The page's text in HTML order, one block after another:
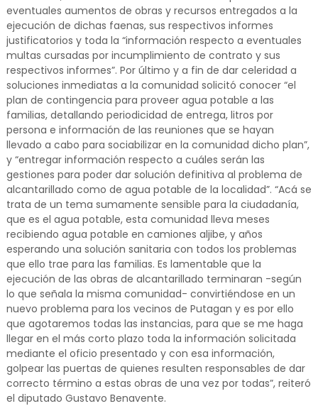
eventuales aumentos de obras y recursos entregados a la
ejecución de dichas faenas, sus respectivos informes
justificatorios y toda la “información respecto a eventuales
multas cursadas por incumplimiento de contrato y sus
respectivos informes”. Por último y a fin de dar celeridad a
soluciones inmediatas a la comunidad solicitó conocer “el
plan de contingencia para proveer agua potable a las
familias, detallando periodicidad de entrega, litros por
persona e información de las reuniones que se hayan
llevado a cabo para sociabilizar en la comunidad dicho plan”,
y “entregar información respecto a cuáles serán las
gestiones para poder dar solución definitiva al problema de
alcantarillado como de agua potable de la localidad”. “Acá se
trata de un tema sumamente sensible para la ciudadanía,
que es el agua potable, esta comunidad lleva meses
recibiendo agua potable en camiones aljibe, y años
esperando una solución sanitaria con todos los problemas
que ello trae para las familias. Es lamentable que la
ejecución de las obras de alcantarillado terminaran -según
lo que señala la misma comunidad- convirtiéndose en un
nuevo problema para los vecinos de Putagan y es por ello
que agotaremos todas las instancias, para que se me haga
llegar en el más corto plazo toda la información solicitada
mediante el oficio presentado y con esa información,
golpear las puertas de quienes resulten responsables de dar
correcto término a estas obras de una vez por todas”, reiteró
el diputado Gustavo Benavente.